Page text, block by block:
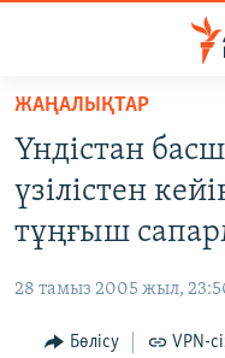
Skip
main
content
Skip
main
САЯСАТ
AZATTYQTV
АДАМ ҚҰҚЫҚТАРЫ
ӘЛЕУМЕТ
ЖАҢАЛЫҚТАР
Үндістан
үзілістен
тұңғыш
28 тамыз 2005 жыл,
Бөлісу VPN-